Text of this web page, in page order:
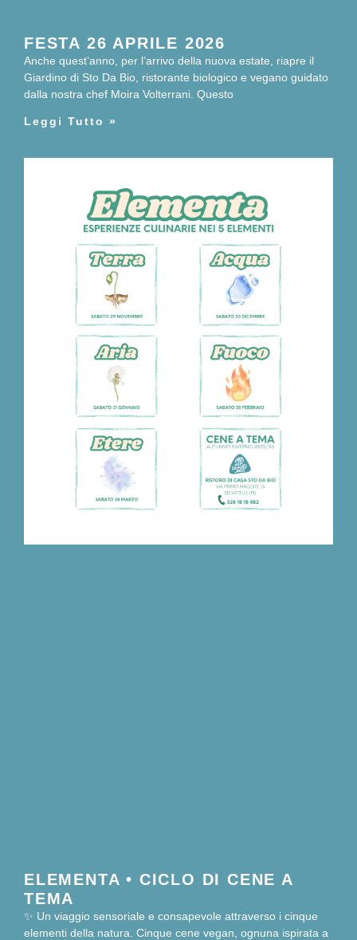
FESTA 26 APRILE 2026
Anche quest’anno, per l’arrivo della nuova estate, riapre il
Giardino di Sto Da Bio, ristorante biologico e vegano guidato
dalla nostra chef Moira Volterrani. Questo
Leggi Tutto »
ELEMENTA • CICLO DI CENE A
TEMA
✨ Un viaggio sensoriale e consapevole attraverso i cinque
elementi della natura. Cinque cene vegan, ognuna ispirata a